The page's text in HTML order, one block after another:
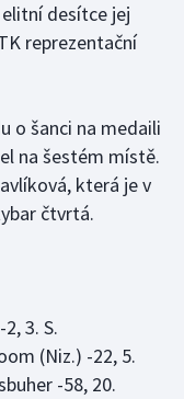
desítce jej
reprezentační
o šanci na medaili
na šestém místě.
která je v
čtvrtá.
3. S.
(Niz.) -22, 5.
-58, 20.